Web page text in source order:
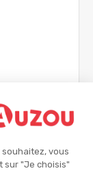
vous
sur "Je choisis"
la cantine